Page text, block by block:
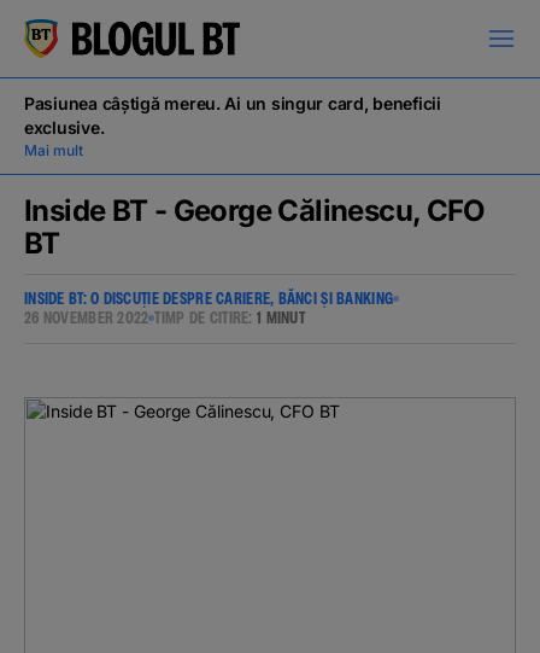
кириллица
BT Pay
Pasiunea câștigă mereu. Ai un singur card, beneficii
exclusive.
Mai mult
Inside BT - George Călinescu, CFO
BT
INSIDE BT: O DISCUȚIE DESPRE CARIERE, BĂNCI ȘI BANKING
26 NOVEMBER 2022 TIMP DE CITIRE: 1 MINUT